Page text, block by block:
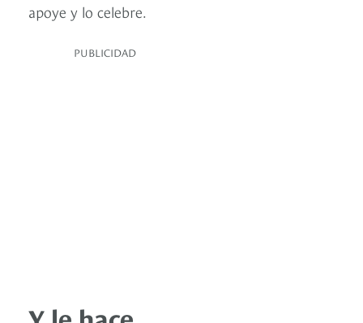
apoye y lo celebre.
PUBLICIDAD